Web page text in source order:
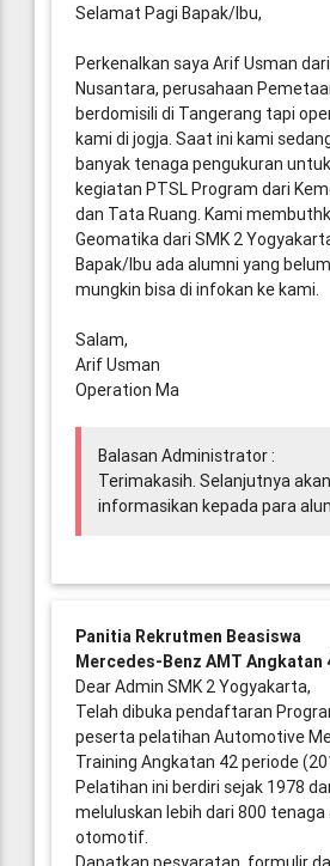
Selamat Pagi Bapak/Ibu,
Perkenalkan saya Arif Usman
Nusantara, perusahaan
berdomisili di Tangerang tapi
kami di jogja. Saat ini kami
banyak tenaga pengukuran
kegiatan PTSL Program dari
dan Tata Ruang. Kami
Geomatika dari SMK 2
Bapak/Ibu ada alumni yang
mungkin bisa di infokan ke kami.
Salam,
Arif Usman
Operation Ma
Balasan Administrator :
Terimakasih. Selanjutnya
informasikan kepada para
Panitia Rekrutmen Beasiswa
Mercedes-Benz AMT Angkatan
Dear Admin SMK 2 Yogyakarta,
Telah dibuka pendaftaran
peserta pelatihan Automotive
Training Angkatan 42 periode
Pelatihan ini berdiri sejak 1978
meluluskan lebih dari 800 tenaga
otomotif.